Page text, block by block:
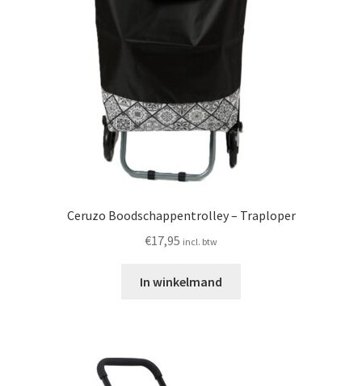
Ceruzo Boodschappentrolley – Traploper
€17,95 incl. btw
In winkelmand